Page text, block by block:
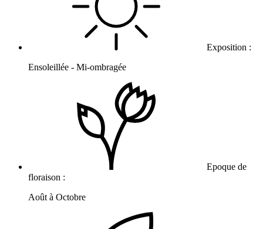
Exposition :
Ensoleillée - Mi-ombragée
Epoque de
floraison :
Août à Octobre